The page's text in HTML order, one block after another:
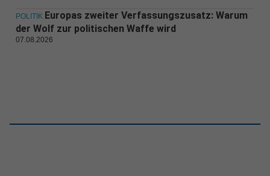
POLITIK Europas zweiter Verfassungszusatz: Warum
der Wolf zur politischen Waffe wird
07.08.2026